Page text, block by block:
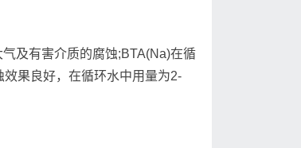
及有害介质的腐蚀;BTA(Na)在循
果良好，在循环水中用量为2-